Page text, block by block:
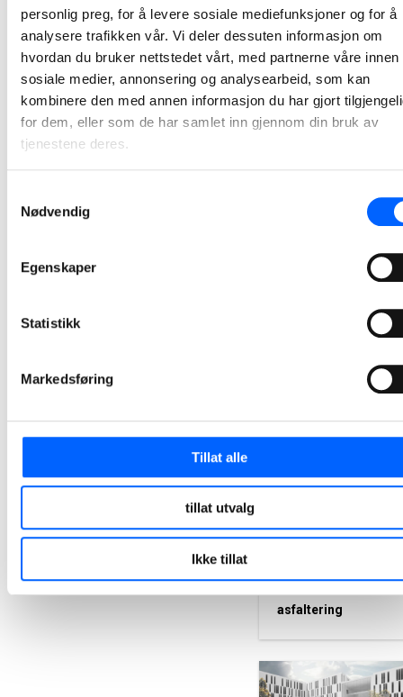
personlig preg, for å levere sosiale mediefunksjoner og for å
analysere trafikken vår. Vi deler dessuten informasjon om
hvordan du bruker nettstedet vårt, med partnerne våre innen
sosiale medier, annonsering og analysearbeid, som kan
kombinere den med annen informasjon du har gjort
for dem, eller som de har samlet inn gjennom din bruk av
tjenestene deres.
Nødvendig
Egenskaper
Statistikk
Markedsføring
Tillat alle
tillat utvalg
Ikke tillat
prosjektutvikling
nye, spennende og
kostnadseffektive
Les mer om
NCC
Asfaltering
parkeringsplasser for
både bedriftskunder
hvor mye du trenger
asfaltering